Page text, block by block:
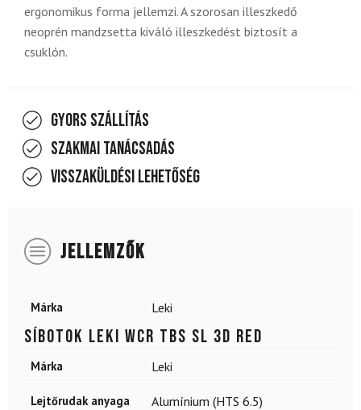
ergonomikus forma jellemzi. A szorosan illeszkedő
neoprén mandzsetta kiváló illeszkedést biztosít a
csuklón.
Gyors szállítás
Szakmai tanácsadás
Visszaküldési lehetőség
JELLEMZŐK
Márka Leki
Síbotok LEKI WCR TBS SL 3D Red
Márka Leki
Lejtőrudak anyaga Alumínium (HTS 6.5)